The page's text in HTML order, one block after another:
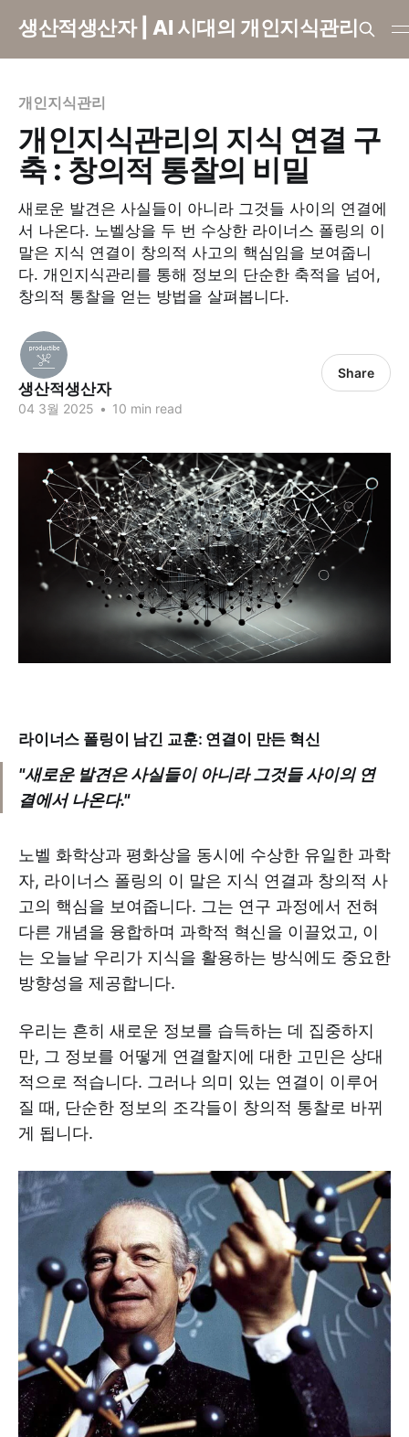
생산적생산자 | AI 시대의 개인지식관리
개인지식관리
개인지식관리의 지식 연결 구
축 : 창의적 통찰의 비밀
새로운 발견은 사실들이 아니라 그것들 사이의 연결에
서 나온다. 노벨상을 두 번 수상한 라이너스 폴링의 이
말은 지식 연결이 창의적 사고의 핵심임을 보여줍니
다. 개인지식관리를 통해 정보의 단순한 축적을 넘어,
창의적 통찰을 얻는 방법을 살펴봅니다.
생산적생산자
04 3월 2025 • 10 min read
Share
라이너스 폴링이 남긴 교훈: 연결이 만든 혁신
"새로운 발견은 사실들이 아니라 그것들 사이의 연
결에서 나온다."
노벨 화학상과 평화상을 동시에 수상한 유일한 과학
자, 라이너스 폴링의 이 말은 지식 연결과 창의적 사
고의 핵심을 보여줍니다. 그는 연구 과정에서 전혀
다른 개념을 융합하며 과학적 혁신을 이끌었고, 이
는 오늘날 우리가 지식을 활용하는 방식에도 중요한
방향성을 제공합니다.
우리는 흔히 새로운 정보를 습득하는 데 집중하지
만, 그 정보를 어떻게 연결할지에 대한 고민은 상대
적으로 적습니다. 그러나 의미 있는 연결이 이루어
질 때, 단순한 정보의 조각들이 창의적 통찰로 바뀌
게 됩니다.